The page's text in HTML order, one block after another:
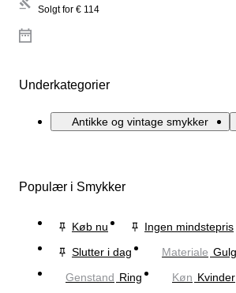
Solgt for € 114
Underkategorier
Antikke og vintage smykker
Populær i Smykker
Køb nu
Ingen mindstepris
Slutter i dag
Materiale
Genstand Ring Køn Kvinder